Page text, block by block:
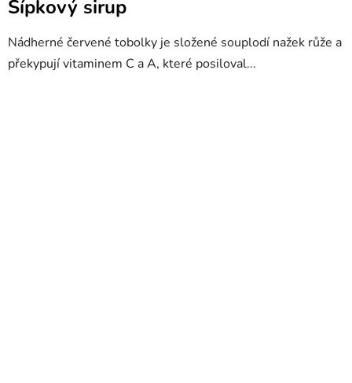
Šípkový sirup
Nádherné červené tobolky je složené souplodí nažek růže a
překypují vitaminem C a A, které posiloval...